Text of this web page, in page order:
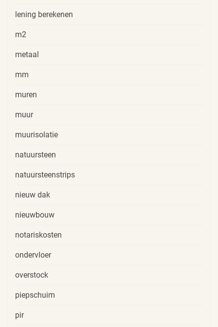
lening berekenen
m2
metaal
mm
muren
muur
muurisolatie
natuursteen
natuursteenstrips
nieuw dak
nieuwbouw
notariskosten
ondervloer
overstock
piepschuim
pir